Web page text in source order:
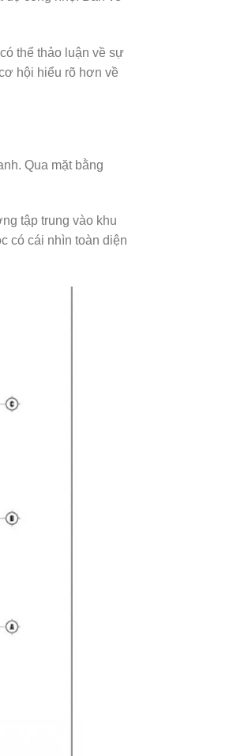
thể thảo luận về sự
hội hiểu rõ hơn về
Qua mặt bằng
tập trung vào khu
có cái nhìn toàn diện